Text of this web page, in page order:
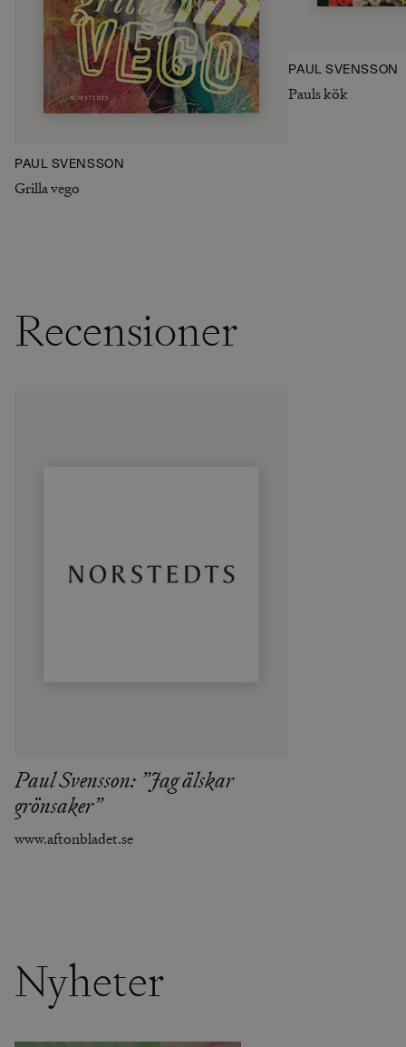
PAUL SVENSSON
Grilla vego
PAUL SVENSSON
Pauls kök
Recensioner
Paul Svensson: ”Jag älskar
grönsaker”
www.aftonbladet.se
Nyheter